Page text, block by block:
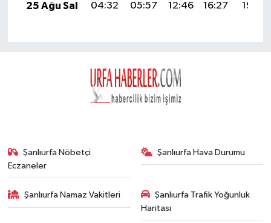
25 Ağu Sal
04:32 05:57 12:46 16:27 19:25
Şanlıurfa Nöbetçi
Eczaneler
Şanlıurfa Hava Durumu
Şanlıurfa Namaz Vakitleri
Şanlıurfa Trafik Yoğunluk
Haritası